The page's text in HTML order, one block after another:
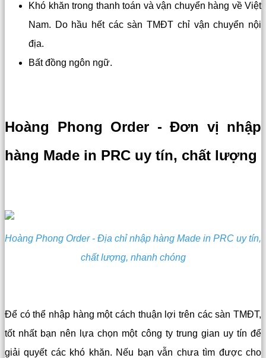
Khó khăn trong thanh toán và vận chuyển hàng về Việt
Nam. Do hầu hết các sàn TMĐT chỉ vận chuyển nội
địa.
Bất đồng ngôn ngữ.
Hoàng Phong Order - Đơn vị nhập
hàng Made in PRC uy tín, chất lượng
Hoàng Phong Order - Địa chỉ nhập hàng Made in PRC uy tín,
chất lượng, nhanh chóng
Để có thể nhập hàng một cách thuận lợi trên các sàn TMĐT,
tốt nhất bạn nên lựa chọn một công ty trung gian uy tín để
giải quyết các khó khăn. Nếu bạn vẫn chưa tìm được cho